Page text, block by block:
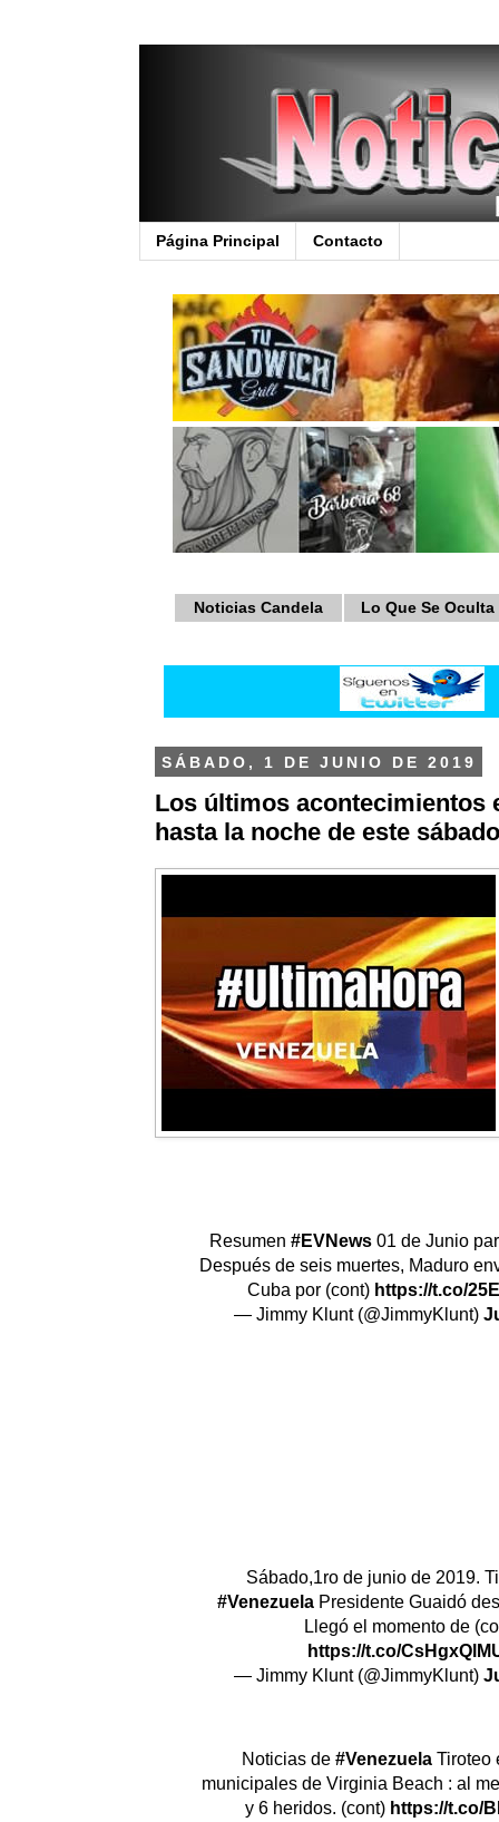
Página Principal Contacto
Noticias Candela Lo Que Se Oculta
SÁBADO, 1 DE JUNIO DE 2019
Los últimos acontecimientos
hasta la noche de este
Resumen #EVNews 01 de Junio
Después de seis muertes, Maduro
Cuba por (cont) https://t.co/
— Jimmy Klunt (@JimmyKlunt)
Sábado,1ro de junio de 2019.
#Venezuela Presidente Guaidó
Llegó el momento de
https://t.co/
— Jimmy Klunt (@JimmyKlunt)
Noticias de#Venezuela Tiroteo
municipales de Virginia Beach : al
y 6 heridos. (cont) https://t.co/